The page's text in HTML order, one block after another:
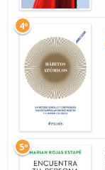
4º
5º